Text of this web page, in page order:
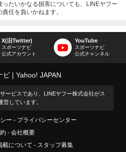
たいかなる損害についても、LINEヤフー
任を負いかねます。
X(旧Twitter)
スポーツナビ
公式アカウント
YouTube
スポーツナビ
公式チャンネル
ビ Yahoo! JAPAN
ービスであり、LINEヤフー株式会社がス
しています。
ー
プライバシーセンター
会社概要
載について スタッフ募集